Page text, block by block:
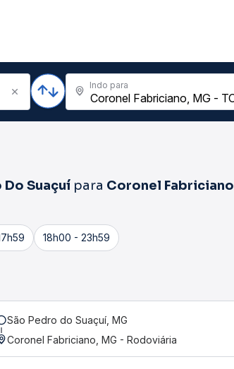
Indo para
Do Suaçuí para Coronel Fabriciano
18h00 - 23h59
São Pedro do Suaçuí, MG
Coronel Fabriciano, MG - Rodoviária